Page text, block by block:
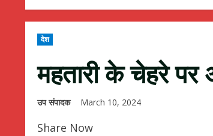
देश
महतारी के चेहरे
उप संपादक March 10, 2024
Share Now